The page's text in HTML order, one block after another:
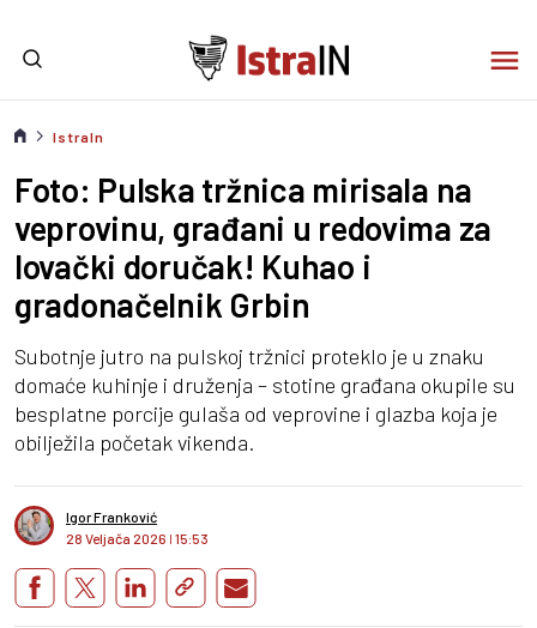
IstraIn
Foto: Pulska tržnica mirisala na
veprovinu, građani u redovima za
lovački doručak! Kuhao i
gradonačelnik Grbin
Subotnje jutro na pulskoj tržnici proteklo je u znaku
domaće kuhinje i druženja – stotine građana okupile su
besplatne porcije gulaša od veprovine i glazba koja je
obilježila početak vikenda.
Igor Franković
28 Veljača 2026 I 15:53